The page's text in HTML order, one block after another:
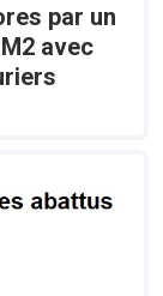
par un
avec